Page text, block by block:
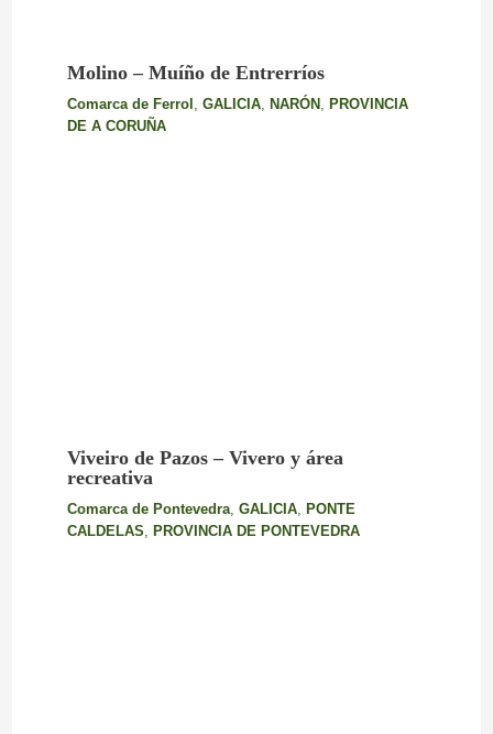
Molino – Muíño de Entrerríos
Comarca de Ferrol GALICIA, NARÓN
PROVINCIA
DE A CORUÑA
Viveiro de Pazos – Vivero y área
recreativa
Comarca de Pontevedra, GALICIA, PONTE
CALDELAS, PROVINCIA DE PONTEVEDRA